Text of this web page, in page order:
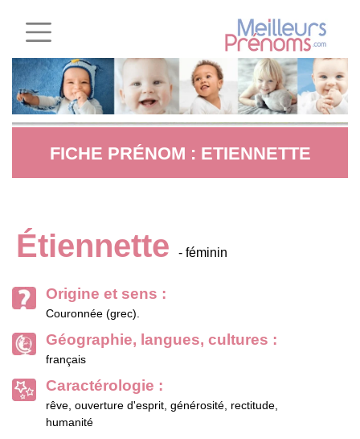
FICHE PRÉNOM : ETIENNETTE
Étiennette - féminin
Origine et sens :
Couronnée (grec).
Géographie, langues, cultures :
français
Caractérologie :
rêve, ouverture d'esprit, générosité, rectitude,
humanité